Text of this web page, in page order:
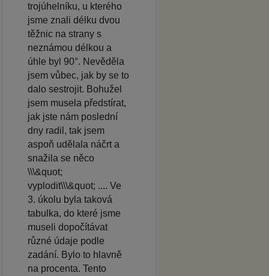
trojúhelníku, u kterého
jsme znali délku dvou
těžnic na strany s
neznámou délkou a
úhle byl 90°. Nevěděla
jsem vůbec, jak by se to
dalo sestrojit. Bohužel
jsem musela předstírat,
jak jste nám poslední
dny radil, tak jsem
aspoň udělala náčrt a
snažila se něco
\\\&quot;
vyplodit\\\&quot; .... Ve
3. úkolu byla taková
tabulka, do které jsme
museli dopočítávat
různé údaje podle
zadání. Bylo to hlavně
na procenta. Tento